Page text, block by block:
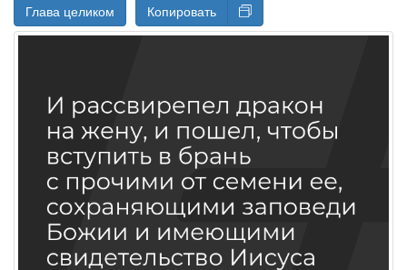
Глава целиком Копировать